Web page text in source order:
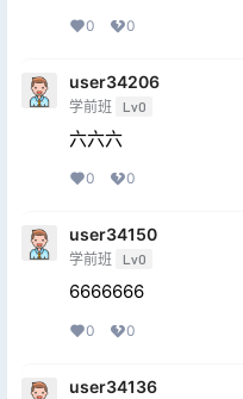
0 0
user34206
学前班 Lv0
六六六
0 0
user34150
学前班 Lv0
6666666
0 0
user34136